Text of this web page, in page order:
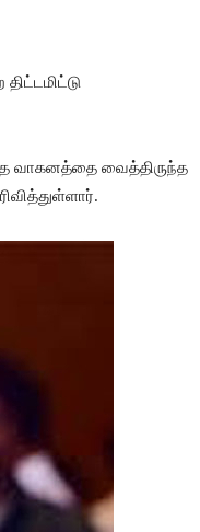
வாகனத்தை வைத்திருந்த